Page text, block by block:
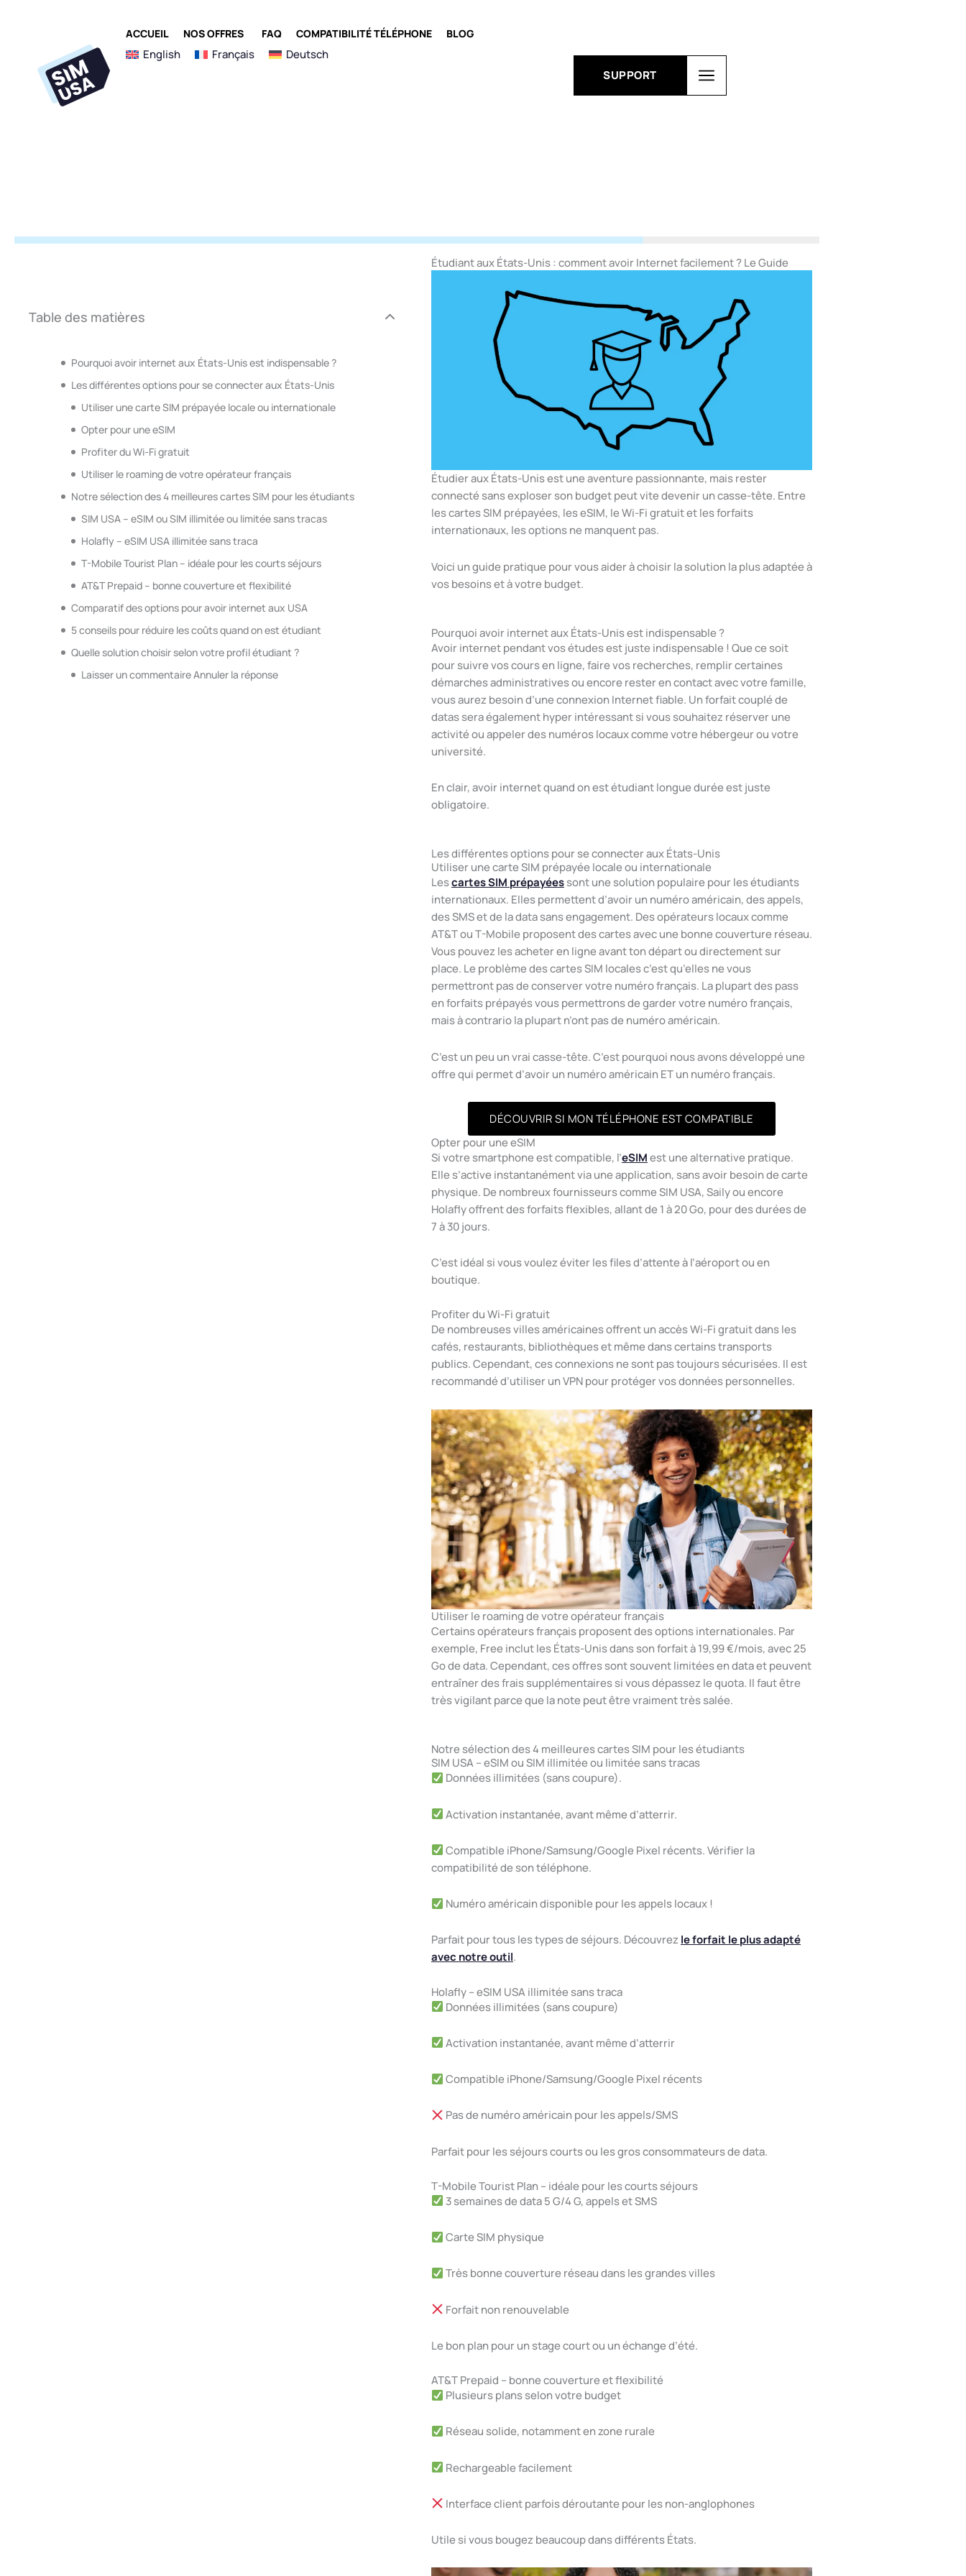
ACCUEIL NOS OFFRES OUVRIR NOS OFFRES
FAQ COMPATIBILITÉ TÉLÉPHONE BLOG
English Français
Deutsch
SUPPORT
Table des matières
Pourquoi avoir internet aux États-Unis est indispensable ?
Les différentes options pour se connecter aux États-Unis
Utiliser une carte SIM prépayée locale ou internationale
Opter pour une eSIM
Profiter du Wi-Fi gratuit
Utiliser le roaming de votre opérateur français
Notre sélection des 4 meilleures cartes SIM pour les étudiants
SIM USA – eSIM ou SIM illimitée ou limitée sans tracas
Holafly – eSIM USA illimitée sans traca
T-Mobile Tourist Plan – idéale pour les courts séjours
AT&T Prepaid – bonne couverture et flexibilité
Comparatif des options pour avoir internet aux USA
5 conseils pour réduire les coûts quand on est étudiant
Quelle solution choisir selon votre profil étudiant ?
Laisser un commentaire Annuler la réponse
Étudiant aux États-Unis : comment avoir Internet facilement ? Le Guide
Étudier aux États-Unis est une aventure passionnante, mais rester
connecté sans exploser son budget peut vite devenir un casse-tête. Entre
les cartes SIM prépayées, les eSIM, le Wi-Fi gratuit et les forfaits
internationaux, les options ne manquent pas.
Voici un guide pratique pour vous aider à choisir la solution la plus adaptée à
vos besoins et à votre budget.
Pourquoi avoir internet aux États-Unis est indispensable ?
Avoir internet pendant vos études est juste indispensable ! Que ce soit
pour suivre vos cours en ligne, faire vos recherches, remplir certaines
démarches administratives ou encore rester en contact avec votre famille,
vous aurez besoin d’une connexion Internet fiable. Un forfait couplé de
datas sera également hyper intéressant si vous souhaitez réserver une
activité ou appeler des numéros locaux comme votre hébergeur ou votre
université.
En clair, avoir internet quand on est étudiant longue durée est juste
obligatoire.
Les différentes options pour se connecter aux États-Unis
Utiliser une carte SIM prépayée locale ou internationale
Lescartes SIM prépayéessont une solution populaire pour les étudiants
internationaux. Elles permettent d’avoir un numéro américain, des appels,
des SMS et de la data sans engagement. Des opérateurs locaux comme
AT&T ou T-Mobile proposent des cartes avec une bonne couverture réseau.
Vous pouvez les acheter en ligne avant ton départ ou directement sur
place. Le problème des cartes SIM locales c’est qu’elles ne vous
permettront pas de conserver votre numéro français. La plupart des pass
en forfaits prépayés vous permettrons de garder votre numéro français,
mais à contrario la plupart n’ont pas de numéro américain.
C’est un peu un vrai casse-tête. C’est pourquoi nous avons développé une
offre qui permet d’avoir un numéro américain ET un numéro français.
DÉCOUVRIR SI MON TÉLÉPHONE EST COMPATIBLE
Opter pour une eSIM
Si votre smartphone est compatible, l’eSIMest une alternative pratique.
Elle s’active instantanément via une application, sans avoir besoin de carte
physique. De nombreux fournisseurs comme SIM USA, Saily ou encore
Holafly offrent des forfaits flexibles, allant de 1 à 20 Go, pour des durées de
7 à 30 jours.
C’est idéal si vous voulez éviter les files d’attente à l’aéroport ou en
boutique.
Profiter du Wi-Fi gratuit
De nombreuses villes américaines offrent un accès Wi-Fi gratuit dans les
cafés, restaurants, bibliothèques et même dans certains transports
publics. Cependant, ces connexions ne sont pas toujours sécurisées. Il est
recommandé d’utiliser un VPN pour protéger vos données personnelles.
Utiliser le roaming de votre opérateur français
Certains opérateurs français proposent des options internationales. Par
exemple, Free inclut les États-Unis dans son forfait à 19,99 €/mois, avec 25
Go de data. Cependant, ces offres sont souvent limitées en data et peuvent
entraîner des frais supplémentaires si vous dépassez le quota. Il faut être
très vigilant parce que la note peut être vraiment très salée.
Notre sélection des 4 meilleures cartes SIM pour les étudiants
SIM USA – eSIM ou SIM illimitée ou limitée sans tracas
Données illimitées (sans coupure).
Activation instantanée, avant même d’atterrir.
Compatible iPhone/Samsung/Google Pixel récents. Vérifier la
compatibilité de son téléphone.
Numéro américain disponible pour les appels locaux !
Parfait pour tous les types de séjours. Découvrez le forfait le plus adapté
avec notre outil.
Holafly – eSIM USA illimitée sans traca
Données illimitées (sans coupure)
Activation instantanée, avant même d’atterrir
Compatible iPhone/Samsung/Google Pixel récents
Pas de numéro américain pour les appels/SMS
Parfait pour les séjours courts ou les gros consommateurs de data.
T-Mobile Tourist Plan – idéale pour les courts séjours
3 semaines de data 5 G/4 G, appels et SMS
Carte SIM physique
Très bonne couverture réseau dans les grandes villes
Forfait non renouvelable
Le bon plan pour un stage court ou un échange d’été.
AT&T Prepaid – bonne couverture et flexibilité
Plusieurs plans selon votre budget
Réseau solide, notamment en zone rurale
Rechargeable facilement
Interface client parfois déroutante pour les non-anglophones
Utile si vous bougez beaucoup dans différents États.